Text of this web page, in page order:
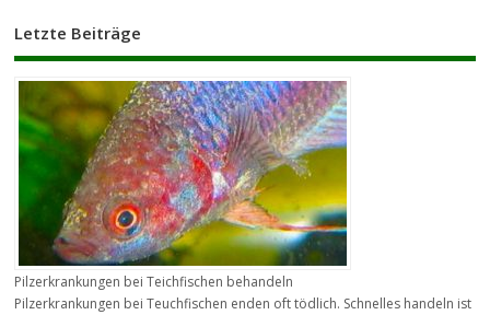
Letzte Beiträge
Pilzerkrankungen bei Teichfischen behandeln
Pilzerkrankungen bei Teuchfischen enden oft tödlich. Schnelles handeln ist